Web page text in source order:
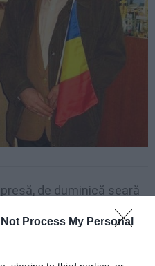
Not Process My Personal
de duminică seară
Severin,
un grav